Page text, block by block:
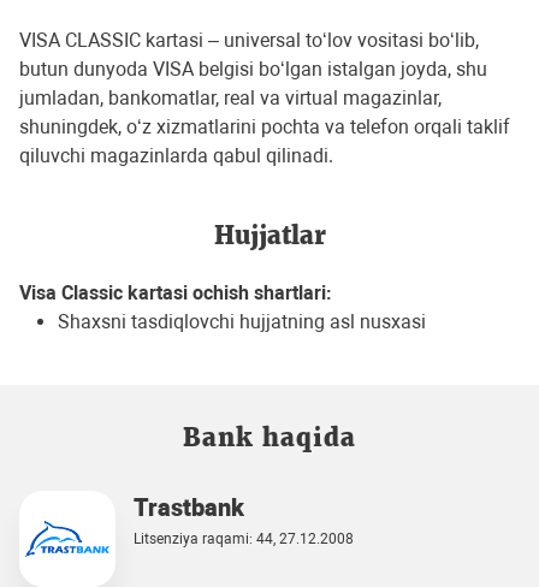
VISA CLASSIC kartasi – universal to‘lov vositasi bo‘lib,
butun dunyoda VISA belgisi bo‘lgan istalgan joyda, shu
jumladan, bankomatlar, real va virtual magazinlar,
shuningdek, o‘z xizmatlarini pochta va telefon orqali taklif
qiluvchi magazinlarda qabul qilinadi.
Hujjatlar
Visa Classic kartasi ochish shartlari:
Shaxsni tasdiqlovchi hujjatning asl nusxasi
Bank haqida
Trastbank
Litsenziya raqami: 44, 27.12.2008